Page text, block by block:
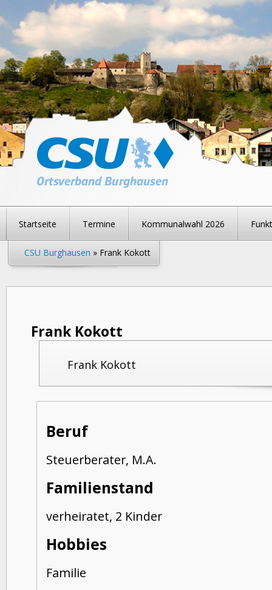
Startseite Termine Kommunalwahl 2026
CSU Burghausen » Frank Kokott
Frank Kokott
Frank Kokott
Beruf
Steuerberater, M.A.
Familienstand
verheiratet, 2 Kinder
Hobbies
Familie